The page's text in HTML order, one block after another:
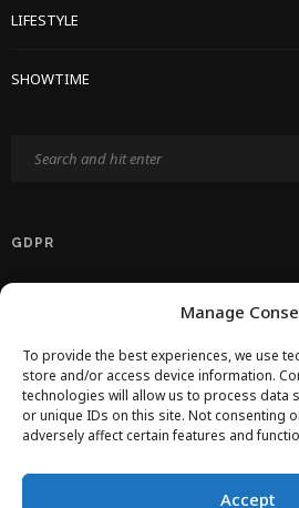
Manage
To provide the best experiences, we use
store and/or access device information.
technologies will allow us to process data
or unique IDs on this site. Not consenting
adversely affect certain features and
Accept
LIFESTYLE
SHOWTIME
GDPR
Politika O Kolačićima
Uvjeti Korištenja
IMPRESSUM